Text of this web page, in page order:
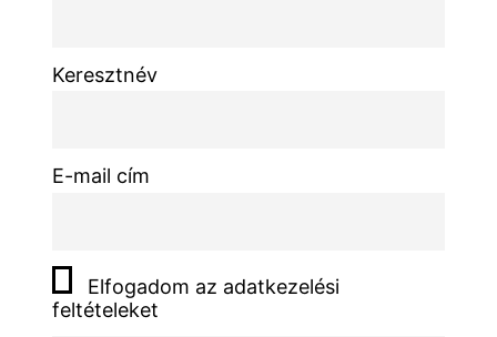
Keresztnév
E-mail cím
Elfogadom az adatkezelési
feltételeket